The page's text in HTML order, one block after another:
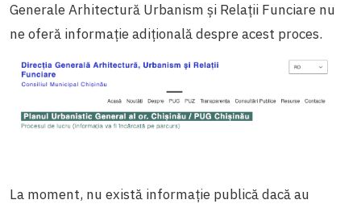
Generale Arhitectură Urbanism și Relații Funciare nu
ne oferă informație adițională despre acest proces.
La moment, nu există informație publică dacă au